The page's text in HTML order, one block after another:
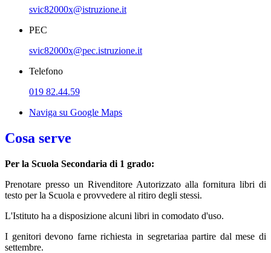
svic82000x@istruzione.it
PEC
svic82000x@pec.istruzione.it
Telefono
019 82.44.59
Naviga su Google Maps
Cosa serve
Per la Scuola Secondaria di 1 grado:
Prenotare presso un Rivenditore Autorizzato alla fornitura libri di
testo per la Scuola e provvedere al ritiro degli stessi.
L'Istituto ha a disposizione alcuni libri in comodato d'uso.
I genitori devono farne richiesta in segretariaa partire dal mese di
settembre.